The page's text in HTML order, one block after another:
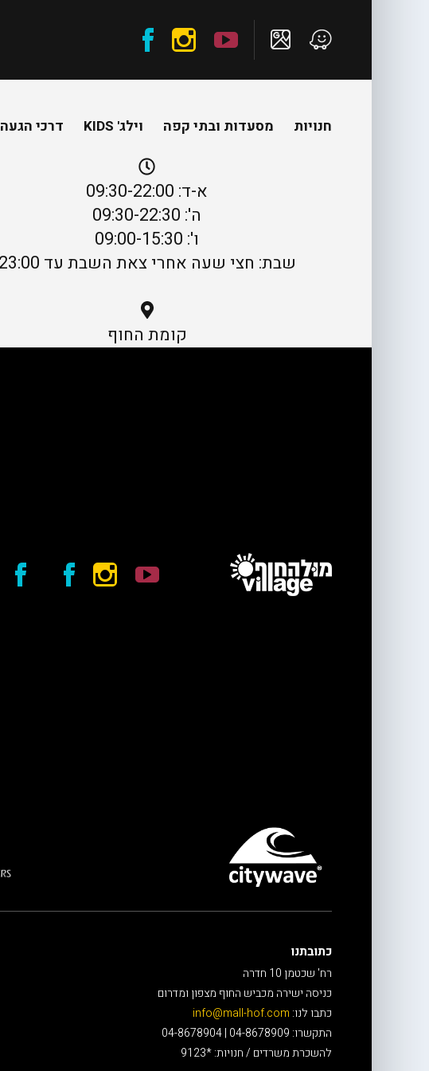
חנויות מסעדות ובתי קפה וילג' KIDS דרכי הגעה
א-ד: 09:30-22:00
ה': 09:30-22:30
ו': 09:00-15:30
שבת: חצי שעה אחרי צאת השבת עד 23:00
קומת החוף
כתובתנו
רח' שכטמן 10 חדרה
כניסה ישירה מכביש החוף מצפון ומדרום
כתבו לנו: info@mall-hof.com
התקשרו: 04-8678909 | 04-8678904
להשכרת משרדים / חנויות: *9123